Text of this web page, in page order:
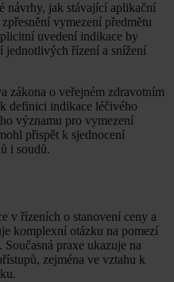
návrhy, jak stávající aplikační
vymezení předmětu
uvedení indikace by
jednotlivých řízení a snížení
zákona o veřejném zdravotním
definici indikace léčivého
významu pro vymezení
přispět k sjednocení
i soudů.
v řízeních o stanovení ceny a
komplexní otázku na pomezí
praxe ukazuje na
zejména ve vztahu k